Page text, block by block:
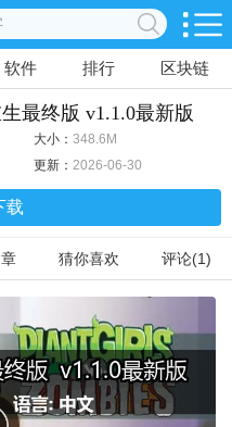
软件 排行 区块链
最终版 v1.1.0最新版
大小： 348.6M
更新： 2026-06-30
载
猜你喜欢 评论(1)